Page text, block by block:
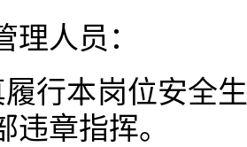
人员：
行本岗位安全
违章指挥。